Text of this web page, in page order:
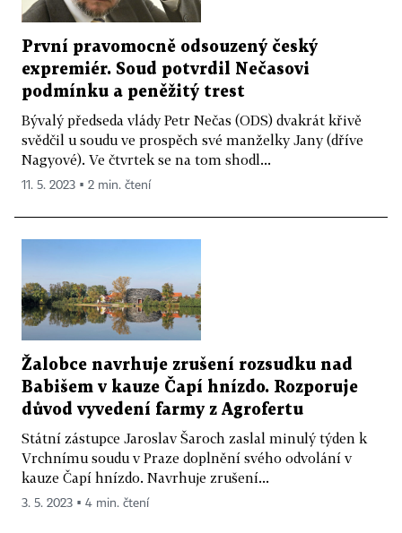
První pravomocně odsouzený český
expremiér. Soud potvrdil Nečasovi
podmínku a peněžitý trest
Bývalý předseda vlády Petr Nečas (ODS) dvakrát křivě
svědčil u soudu ve prospěch své manželky Jany (dříve
Nagyové). Ve čtvrtek se na tom shodl...
11. 5. 2023 ▪ 2 min. čtení
Žalobce navrhuje zrušení rozsudku nad
Babišem v kauze Čapí hnízdo. Rozporuje
důvod vyvedení farmy z Agrofertu
Státní zástupce Jaroslav Šaroch zaslal minulý týden k
Vrchnímu soudu v Praze doplnění svého odvolání v
kauze Čapí hnízdo. Navrhuje zrušení...
3. 5. 2023 ▪ 4 min. čtení